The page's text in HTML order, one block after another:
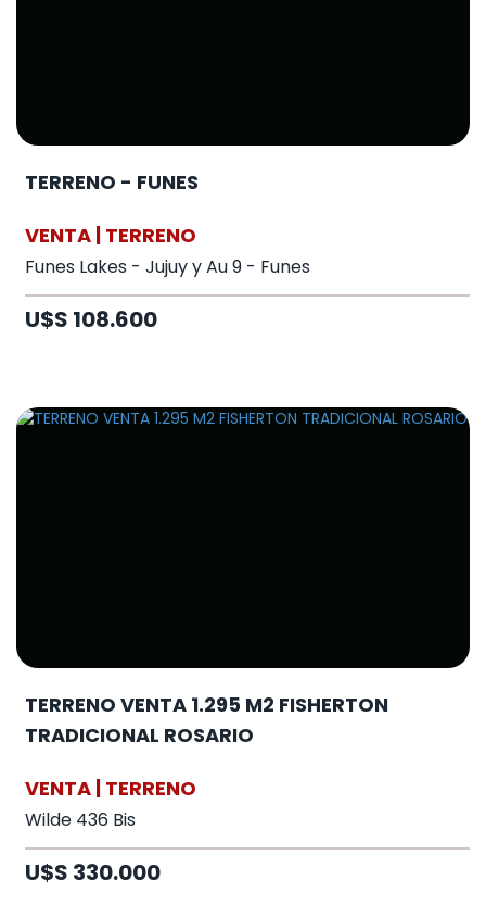
TERRENO - FUNES
VENTA | TERRENO
Funes Lakes - Jujuy y Au 9 - Funes
U$S 108.600
TERRENO VENTA 1.295 M2 FISHERTON
TRADICIONAL ROSARIO
VENTA | TERRENO
Wilde 436 Bis
U$S 330.000